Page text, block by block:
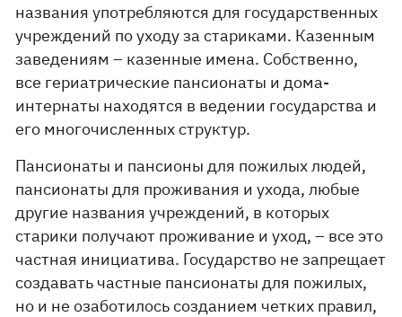
названия употребляются для государственных
учреждений по уходу за стариками. Казенным
заведениям – казенные имена. Собственно,
все гериатрические пансионаты и дома-
интернаты находятся в ведении государства и
его многочисленных структур.
Пансионаты и пансионы для пожилых людей,
пансионаты для проживания и ухода, любые
другие названия учреждений, в которых
старики получают проживание и уход, – все это
частная инициатива. Государство не запрещает
создавать частные пансионаты для пожилых,
но и не озаботилось созданием четких правил,